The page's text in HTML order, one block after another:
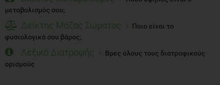
μεταβολισμός σου;
Δείκτης Μάζας Σώματος
Ποιο είναι το
φυσιολογικό σου βάρος;
Λεξικό Διατροφής
Βρες όλους τους διατροφικούς
ορισμούς